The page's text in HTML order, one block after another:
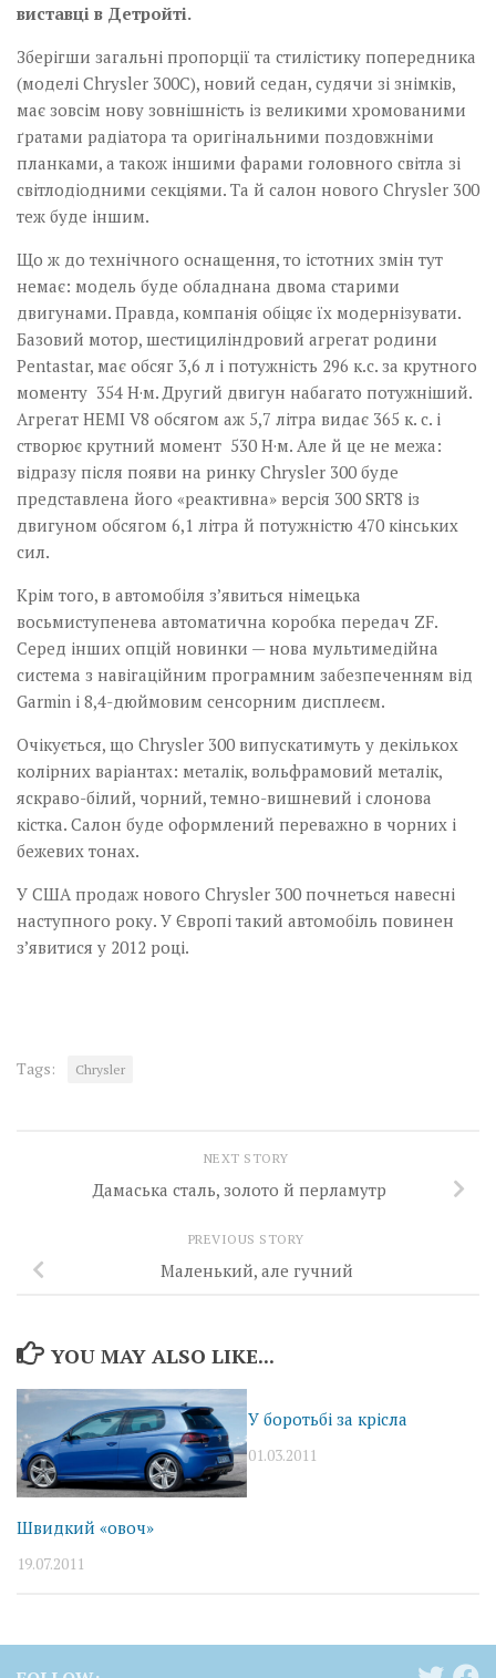
виставці в Детройті.
Зберігши загальні пропорції та стилістику попередника
(моделі Chrysler 300С), новий седан, судячи зі знімків,
має зовсім нову зовнішність із великими хромованими
ґратами радіатора та оригінальними поздовжніми
планками, а також іншими фарами головного світла зі
світлодіодними секціями. Та й салон нового Chrysler 300
теж буде іншим.
Що ж до технічного оснащення, то істотних змін тут
немає: модель буде обладнана двома старими
двигунами. Правда, компанія обіцяє їх модернізувати.
Базовий мотор, шестициліндровий агрегат родини
Pentastar, має обсяг 3,6 л і потужність 296 к.с. за крутного
моменту 354 Н·м. Другий двигун набагато потужніший.
Агрегат HEMI V8 обсягом аж 5,7 літра видає 365 к. с. і
створює крутний момент 530 Н·м. Але й це не межа:
відразу після появи на ринку Chrysler 300 буде
представлена його «реактивна» версія 300 SRT8 із
двигуном обсягом 6,1 літ­ра й потужністю 470 кінських
сил.
Крім того, в автомобіля з’явиться німецька
восьмиступенева автоматична­ коробка передач ZF.
Серед інших опцій новинки — нова мультимедійна
система з навігаційним програмним забезпе­ченням від
Garmin і 8,4-дюймовим сенсорним дисплеєм.
Очікується, що Chrysler 300 випускатимуть у декількох
колірних варіантах: металік, вольфрамовий металік,
яскраво-білий, чорний, темно-вишневий і слонова
кістка. Салон буде оформлений переважно в чорних і
бежевих тонах.
У США продаж нового Chrysler 300 почнеться навесні
наступного року. У Європі такий автомобіль повинен
з’явитися у 2012 році.
Tags: Chrysler
NEXT STORY
Дамаська сталь, золото й перламутр
PREVIOUS STORY
Маленький, але гучний
YOU MAY ALSO LIKE...
Швидкий «овоч»
19.07.2011
У боротьбі за крісла
01.03.2011